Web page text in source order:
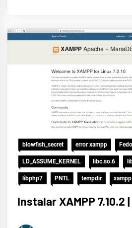
blowfish_secret error xampp
LD_ASSUME_KERNEL libc.so.6
libphp7 PNTL tempdir xampp
Instalar XAMPP 7.10.2